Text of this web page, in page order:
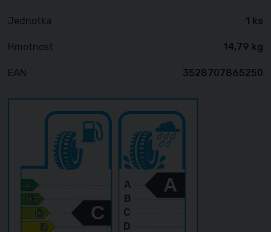
Jednotka 1 ks
Hmotnost 14,79 kg
EAN 3528707865250
A
B
C
D
C
A